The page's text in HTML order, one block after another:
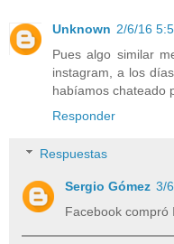
Unknown 2/6/16
Pues algo similar
instagram, a los
habíamos chateado
Responder
Respuestas
Sergio Gómez 3/
Facebook compró